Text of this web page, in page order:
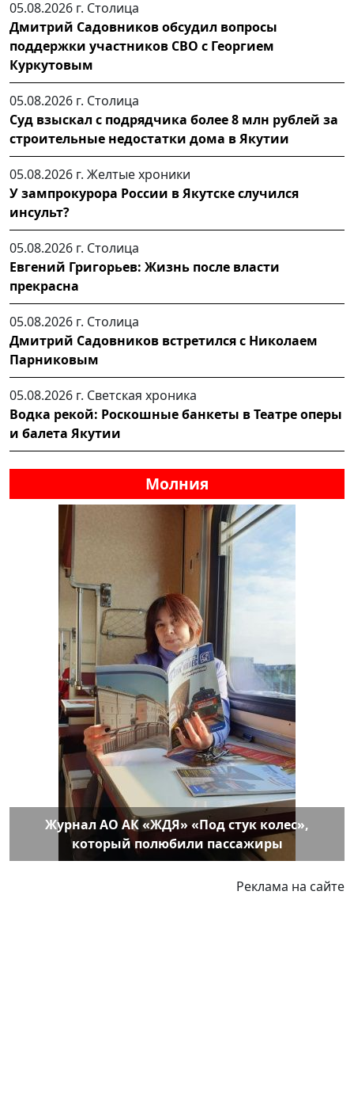
05.08.2026 г. Столица
Дмитрий Садовников обсудил вопросы
поддержки участников СВО с Георгием
Куркутовым
05.08.2026 г. Столица
Суд взыскал с подрядчика более 8 млн рублей за
строительные недостатки дома в Якутии
05.08.2026 г. Желтые хроники
У зампрокурора России в Якутске случился
инсульт?
05.08.2026 г. Столица
Евгений Григорьев: Жизнь после власти
прекрасна
05.08.2026 г. Столица
Дмитрий Садовников встретился с Николаем
Парниковым
05.08.2026 г. Светская хроника
Водка рекой: Роскошные банкеты в Театре оперы
и балета Якутии
Молния
Журнал АО АК «ЖДЯ» «Под стук колес»,
который полюбили пассажиры
Реклама на сайте